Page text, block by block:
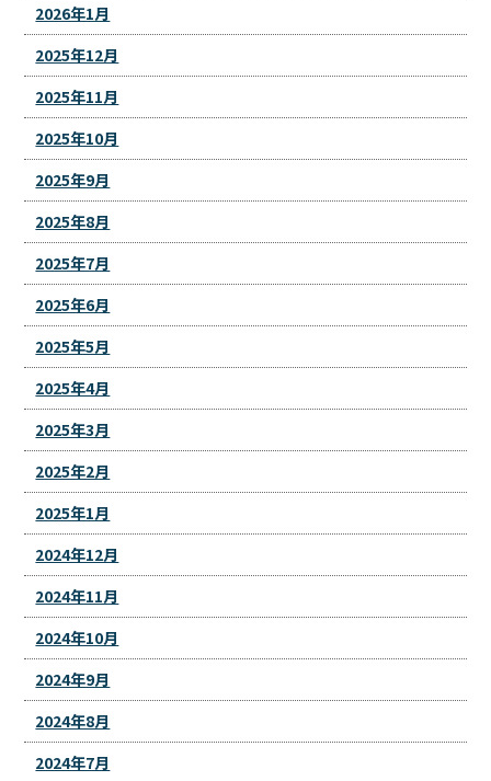
2026年1月
2025年12月
2025年11月
2025年10月
2025年9月
2025年8月
2025年7月
2025年6月
2025年5月
2025年4月
2025年3月
2025年2月
2025年1月
2024年12月
2024年11月
2024年10月
2024年9月
2024年8月
2024年7月